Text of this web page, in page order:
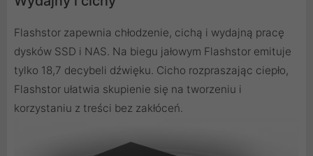
Flashstor zapewnia chłodzenie, cichą i wydajną pracę
dysków SSD i NAS. Na biegu jałowym Flashstor emituje
tylko 18,7 decybeli dźwięku. Cicho rozpraszając ciepło,
Flashstor ułatwia skupienie się na tworzeniu i
korzystaniu z treści bez zakłóceń.